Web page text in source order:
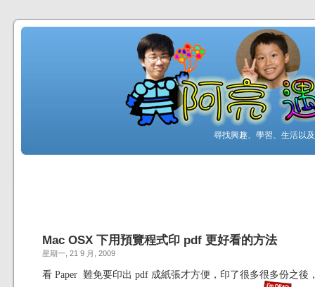
尋找興趣、學習、生活以
Mac OSX 下用預覽程式印 pdf 更好看的方法
星期一, 21 9 月, 2009
看 Paper 難免要印出 pdf 成紙張才方便，印了很多很多份之後